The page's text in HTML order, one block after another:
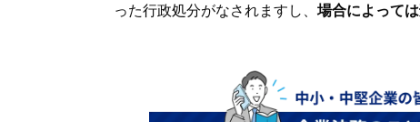
った行政処分がなされますし、 場合によって